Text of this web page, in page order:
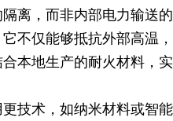
离，而非内部电力输送的
不仅能够抵抗外部高温
本地生产的耐火材料，实
技术，如纳米材料或智